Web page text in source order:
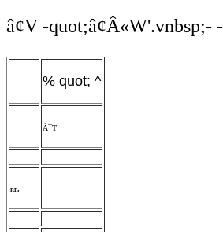
â¢V -quot;â¢Â«W'.vnbsp;-
% quot; ^
Ã¯T
rf.